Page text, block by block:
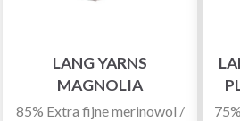
LANG YARNS
MAGNOLIA
85% Extra fijne merinowol /